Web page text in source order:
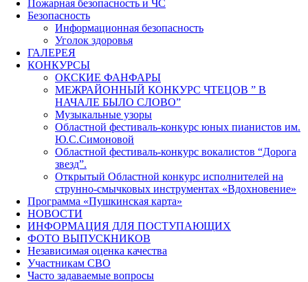
Пожарная безопасность и ЧС
Безопасность
Информационная безопасность
Уголок здоровья
ГАЛЕРЕЯ
КОНКУРСЫ
ОКСКИЕ ФАНФАРЫ
МЕЖРАЙОННЫЙ КОНКУРС ЧТЕЦОВ ” В
НАЧАЛЕ БЫЛО СЛОВО”
Музыкальные узоры
Областной фестиваль-конкурс юных пианистов им.
Ю.С.Симоновой
Областной фестиваль-конкурс вокалистов “Дорога
звезд”.
Открытый Областной конкурс исполнителей на
струнно-смычковых инструментах «Вдохновение»
Программа «Пушкинская карта»
НОВОСТИ
ИНФОРМАЦИЯ ДЛЯ ПОСТУПАЮЩИХ
ФОТО ВЫПУСКНИКОВ
Независимая оценка качества
Участникам СВО
Часто задаваемые вопросы